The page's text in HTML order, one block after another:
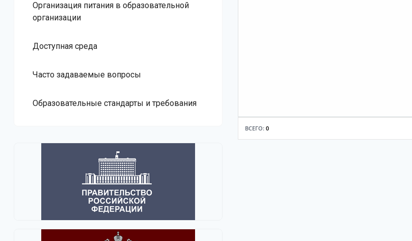
Организация питания в образовательной
организации
Доступная среда
Часто задаваемые вопросы
Образовательные стандарты и требования
ВСЕГО: 0